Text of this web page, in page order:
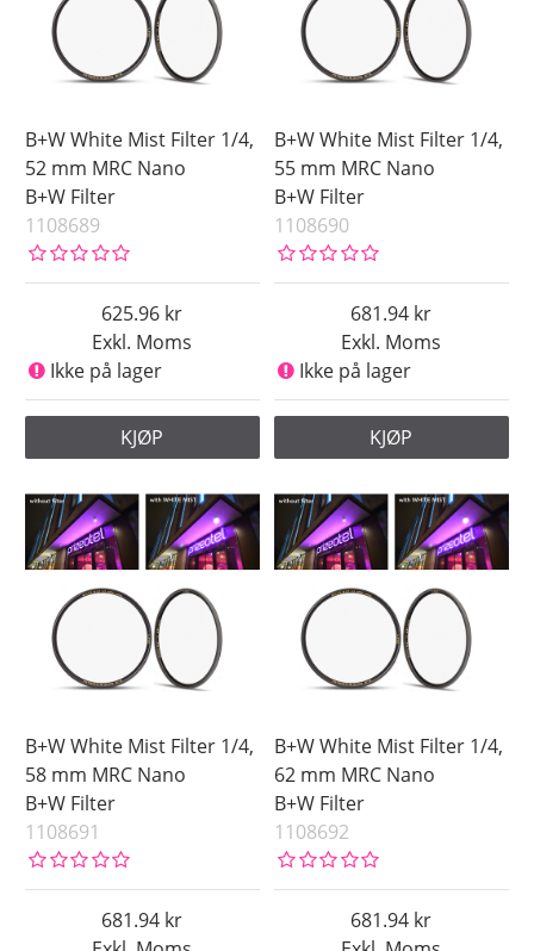
B+W White Mist Filter 1/4,
52 mm MRC Nano
B+W Filter
1108689
Exkl. Moms
625.96
Ikke på lager
KJØP
B+W White Mist Filter 1/4,
55 mm MRC Nano
B+W Filter
1108690
Exkl. Moms
681.94
Ikke på lager
KJØP
B+W White Mist Filter 1/4,
58 mm MRC Nano
B+W Filter
1108691
681.94
B+W White Mist Filter 1/4,
62 mm MRC Nano
B+W Filter
1108692
681.94